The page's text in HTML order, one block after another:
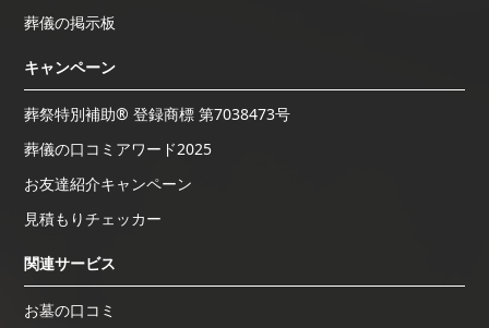
葬儀の掲示板
キャンペーン
葬祭特別補助® 登録商標 第7038473号
葬儀の口コミアワード2025
お友達紹介キャンペーン
見積もりチェッカー
関連サービス
お墓の口コミ